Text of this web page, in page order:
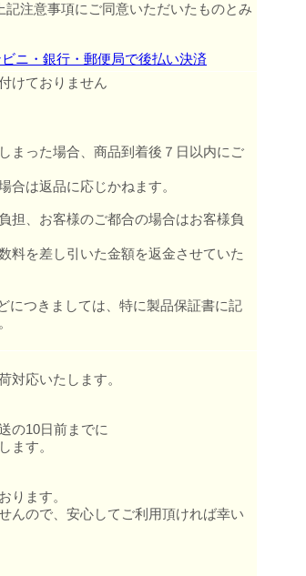
注意事項にご同意いただいたものとみ
けておりません
まった場合、商品到着後７日以内にご
合は返品に応じかねます。
担、お客様のご都合の場合はお客様負
料を差し引いた金額を返金させていた
につきましては、特に製品保証書に記
対応いたします。
の10日前までに
ます。
ります。
んので、安心してご利用頂ければ幸い